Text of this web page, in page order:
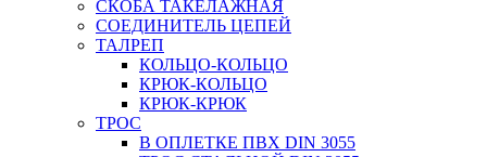
СКОБА ТАКЕЛАЖНАЯ
СОЕДИНИТЕЛЬ ЦЕПЕЙ
ТАЛРЕП
КОЛЬЦО-КОЛЬЦО
КРЮК-КОЛЬЦО
КРЮК-КРЮК
ТРОС
В ОПЛЕТКЕ ПВХ DIN 3055